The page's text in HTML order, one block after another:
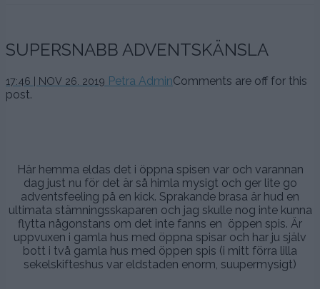
SUPERSNABB ADVENTSKÄNSLA
17:46 | NOV 26. 2019 26
Petra AdminComments are off for this
post.
Här hemma eldas det i öppna spisen var och varannan
dag just nu för det är så himla mysigt och ger lite go
adventsfeeling på en kick. Sprakande brasa är hud en
ultimata stämningsskaparen och jag skulle nog inte kunna
flytta någonstans om det inte fanns en öppen spis. Är
uppvuxen i gamla hus med öppna spisar och har ju själv
bott i två gamla hus med öppen spis (i mitt förra lilla
sekelskifteshus var eldstaden enorm, suupermysigt)